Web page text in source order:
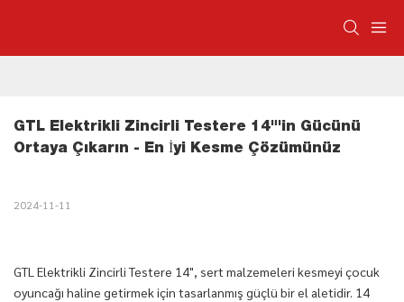
GTL Elektrikli Zincirli Testere 14"'in Gücünü
Ortaya Çıkarın - En İyi Kesme Çözümünüz
2024-11-11
GTL Elektrikli Zincirli Testere 14", sert malzemeleri kesmeyi çocuk
oyuncağı haline getirmek için tasarlanmış güçlü bir el aletidir. 14